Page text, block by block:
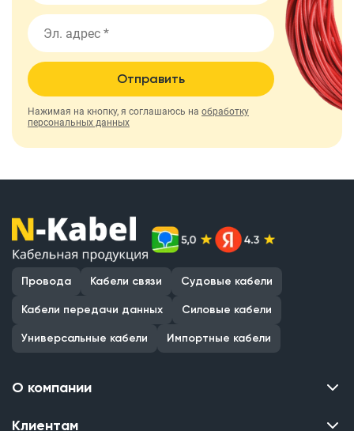
Отправить
Нажимая на кнопку, я соглашаюсь на обработку
персональных данных
Провода Кабели связи Судовые кабели
Кабели передачи данных Силовые кабели
Универсальные кабели Импортные кабели
О компании
Контакты
Клиентам